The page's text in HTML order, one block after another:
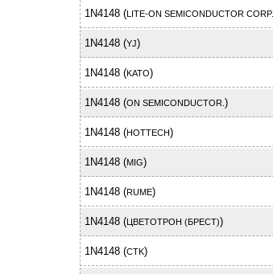
1N4148 (LITE-ON SEMICONDUCTOR CORP.
1N4148 (YJ)
1N4148 (KATO)
1N4148 (ON SEMICONDUCTOR. )
1N4148 (HOTTECH)
1N4148 (MIG)
1N4148 (RUME)
1N4148 (ЦВЕТОТРОН (БРЕСТ))
1N4148 (CTK)